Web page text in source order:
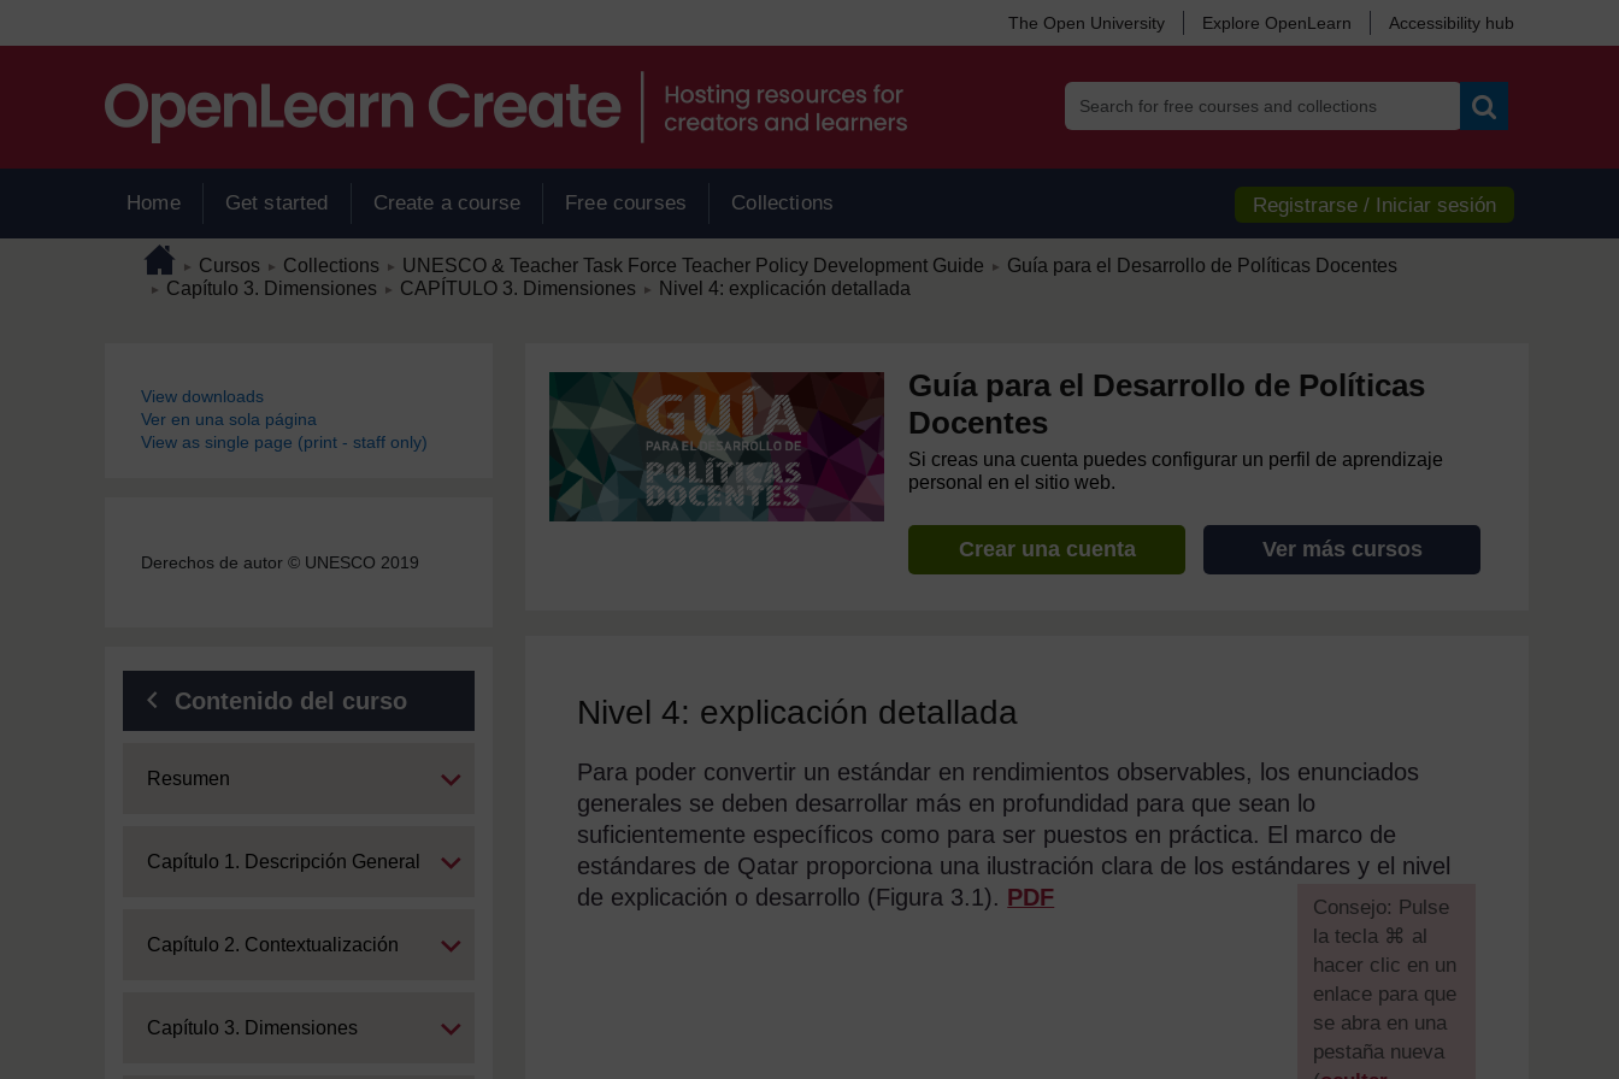
The Open University Explore OpenLearn Accessibility hub
Home Get started Create a course Free courses Collections Registrarse / Iniciar sesión
Ruta a la página
Home
► Cursos ► Collections ► UNESCO & Teacher Task Force Teacher Policy Development Guide ► Guía para el Desarrollo de Políticas Docentes
► Capítulo 3. Dimensiones ► CAPÍTULO 3. Dimensiones ► Nivel 4: explicación detallada
View downloads
Ver en una sola página
View as single page (print - staff only)
Derechos de autor © UNESCO 2019
Contenido del curso
Expand
Resumen
Expand
Capítulo 1. Descripción General
Expand
Capítulo 2. Contextualización
Expand
Capítulo 3. Dimensiones
Guía para el Desarrollo de Políticas
Docentes
Si creas una cuenta puedes configurar un perfil de aprendizaje
personal en el sitio web.
Crear una cuenta Ver más cursos
Nivel 4: explicación detallada
Para poder convertir un estándar en rendimientos observables, los enunciados
generales se deben desarrollar más en profundidad para que sean lo
suficientemente específicos como para ser puestos en práctica. El marco de
estándares de Qatar proporciona una ilustración clara de los estándares y el nivel
de explicación o desarrollo (Figura 3.1). PDF [Consejo: Pulse
la tecla ⌘ al
hacer clic en un
enlace para que
se abra en una
pestaña nueva